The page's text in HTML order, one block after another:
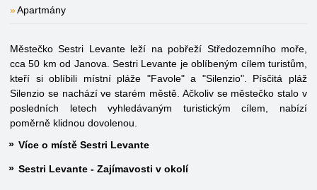
Apartmány
Městečko Sestri Levante leží na pobřeží Středozemního moře,
cca 50 km od Janova. Sestri Levante je oblíbeným cílem turistům,
kteří si oblíbili místní pláže "Favole" a "Silenzio". Písčitá pláž
Silenzio se nachází ve starém městě. Ačkoliv se městečko stalo v
posledních letech vyhledávaným turistickým cílem, nabízí
poměrně klidnou dovolenou.
Více o místě Sestri Levante
Sestri Levante - Zajímavosti v okolí